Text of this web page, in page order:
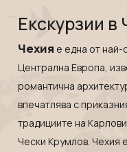
Екскурзии в Чехия
Екскурзии в
Екскурзии в Малта
Екскурзии в
Екскурзии в
Екскурзии в
Лаос
Мавриций
Мадагаскар
Малайзия
Мароко
Екскурзии в
Чехия е една от най-
Централна Европа,
романтична
впечатлява с
традициите на
Чески Крумлов . Чехия